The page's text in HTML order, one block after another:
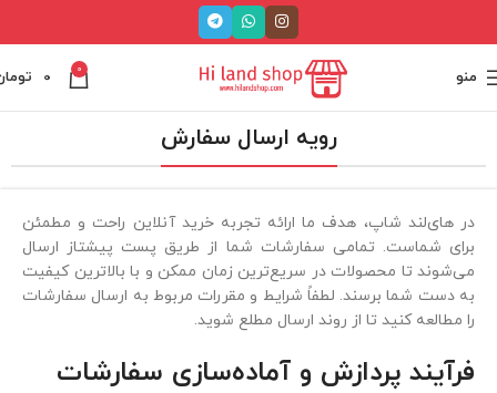
منو 0
0
رویه ارسال سفارش
در های‌لند شاپ، هدف ما ارائه تجربه خرید آنلاین راحت و مطمئن
برای شماست. تمامی سفارشات شما از طریق پست پیشتاز ارسال
می‌شوند تا محصولات در سریع‌ترین زمان ممکن و با بالاترین کیفیت
به دست شما برسند. لطفاً شرایط و مقررات مربوط به ارسال سفارشات
را مطالعه کنید تا از روند ارسال مطلع شوید.
فرآیند پردازش و آماده‌سازی سفارشات